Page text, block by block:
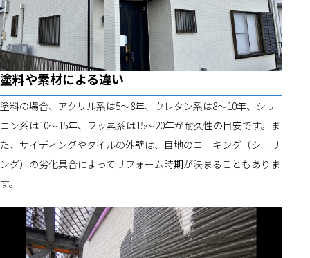
塗料や素材による違い
塗料の場合、アクリル系は5～8年、ウレタン系は8～10年、シリ
コン系は10～15年、フッ素系は15～20年が耐久性の目安です。ま
た、サイディングやタイルの外壁は、目地のコーキング（シーリ
ング）の劣化具合によってリフォーム時期が決まることもありま
す。